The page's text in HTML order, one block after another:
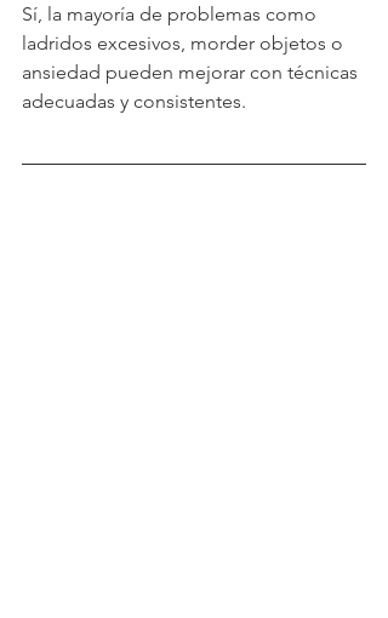
Sí, la mayoría de problemas como
ladridos excesivos, morder objetos o
ansiedad pueden mejorar con técnicas
adecuadas y consistentes.